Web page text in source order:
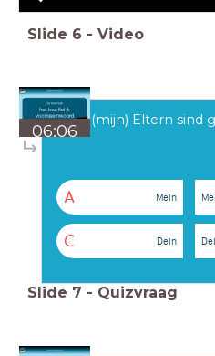
Slide 6 - Video
06:06
(mijn) Eltern sind
A Mein
C Dein
Slide 7 - Quizvraag